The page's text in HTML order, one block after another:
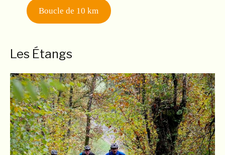
Boucle de 10 km
Les Étangs